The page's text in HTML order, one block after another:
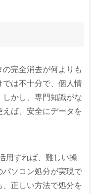
完全消去が何よりも
は不十分で、個人情
かし、専門知識がな
ば、安全にデータを
用すれば、難しい操
ソコン処分が実現で
正しい方法で処分を